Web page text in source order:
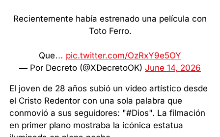
Recientemente había estrenado una película con
Toto Ferro.
Que… pic.twitter.com/OzRxY9e5OY
— Por Decreto (@XDecretoOK) June 14, 2026
El joven de 28 años subió un video artístico desde
el Cristo Redentor con una sola palabra que
conmovió a sus seguidores: "#Dios". La filmación
en primer plano mostraba la icónica estatua